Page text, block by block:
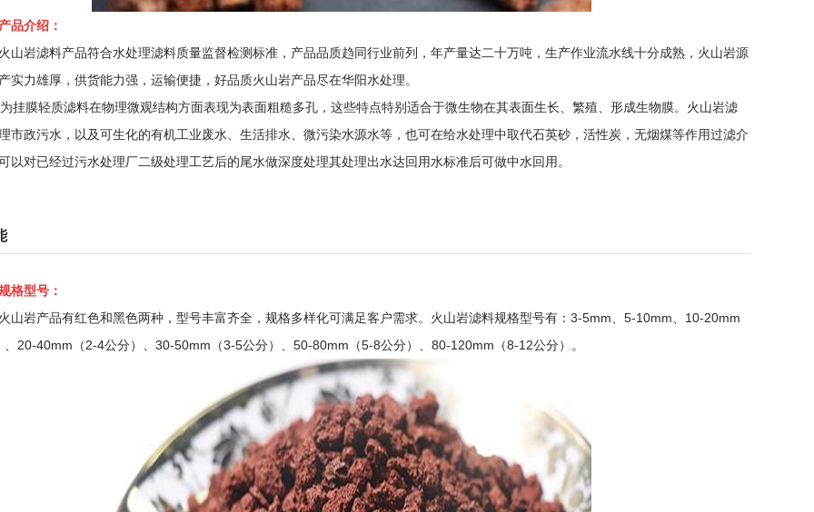
品介绍：
岩滤料产品符合水处理滤料质量监督检测标准，产品品质趋同行业前列，年产量达二十万吨，生产作业流水线十分成熟，火山岩源
实力雄厚，供货能力强，运输便捷，好品质火山岩产品尽在华阳水处理。
挂膜轻质滤料在物理微观结构方面表现为表面粗糙多孔，这些特点特别适合于微生物在其表面生长、繁殖、形成生物膜。火山岩滤
市政污水，以及可生化的有机工业废水、生活排水、微污染水源水等，也可在给水处理中取代石英砂，活性炭，无烟煤等作用过滤介
以对已经过污水处理厂二级处理工艺后的尾水做深度处理其处理出水达回用水标准后可做中水回用。
格型号：
山岩产品有红色和黑色两种，型号丰富齐全，规格多样化可满足客户需求。火山岩滤料规格型号有：3-5mm、5-10mm、10-20mm
、20-40mm（2-4公分）、30-50mm（3-5公分）、50-80mm（5-8公分）、80-120mm（8-12公分）。